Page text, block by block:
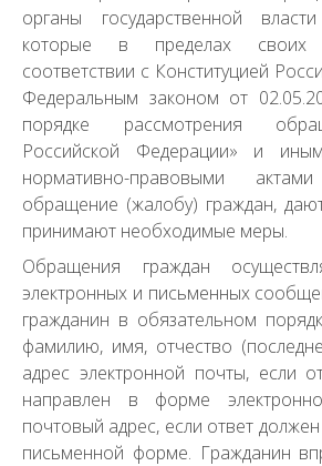
органы государственной
которые в пределах
соответствии с Конституцией
Федеральным законом от
порядке рассмотрения
Российской Федерации» и
нормативно-правовыми
обращение (жалобу) граждан,
принимают необходимые меры.
Обращения граждан
электронных и письменных
гражданин в обязательном
фамилию, имя, отчество
адрес электронной почты, если
направлен в форме
почтовый адрес, если ответ
письменной форме. Гражданин